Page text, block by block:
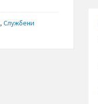
,Службени